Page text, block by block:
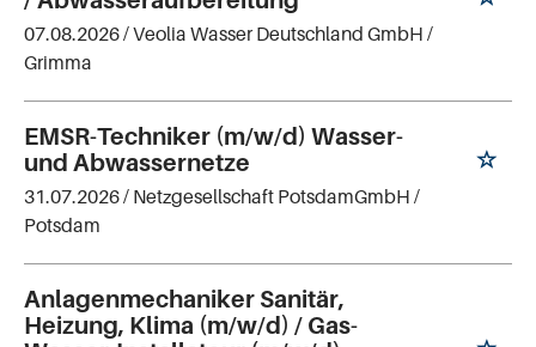
07.08.2026 /Veolia Wasser Deutschland GmbH /
Grimma
EMSR-Techniker (m/w/d) Wasser-
und Abwassernetze
31.07.2026 / Netzgesellschaft PotsdamGmbH /
Potsdam
Anlagenmechaniker Sanitär,
Heizung, Klima (m/w/d) / Gas-